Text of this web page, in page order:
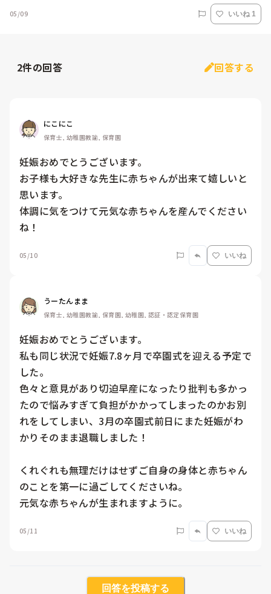
05/09 いいね 1
2件の回答 回答する
にこにこ
保育士, 幼稚園教諭, 保育園
妊娠おめでとうございます。
お子様も大好きな先生に赤ちゃんが出来て嬉しいと
思います。
体調に気をつけて元気な赤ちゃんを産んでください
ね！
05/10 いいね
うーたんまま
保育士, 幼稚園教諭, 保育園, 幼稚園, 認証・認定保育園
妊娠おめでとうございます。
私も同じ状況で妊娠7.8ヶ月で卒園式を迎える予定で
した。
色々と意見があり切迫早産になったり批判も多かっ
たので悩みすぎて負担がかかってしまったのかお別
れをしてしまい、3月の卒園式前日にまた妊娠がわ
かりそのまま退職しました！
くれぐれも無理だけはせずご自身の身体と赤ちゃん
のことを第一に過ごしてくださいね。
元気な赤ちゃんが生まれますように。
05/11 いいね
回答を投稿する